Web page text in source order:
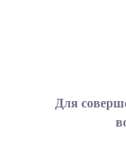
Для